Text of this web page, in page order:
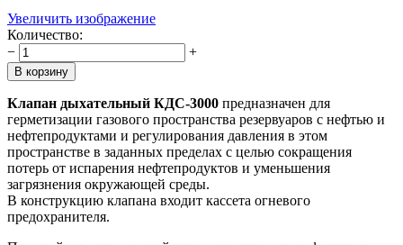
Увеличить изображение
Количество:
−
+
Клапан дыхательный КДС-3000 предназначен для
герметизации газового пространства резервуаров с нефтью и
нефтепродуктами и регулирования давления в этом
пространстве в заданных пределах с целью сокращения
потерь от испарения нефтепродуктов и уменьшения
загрязнения окружающей среды.
В конструкцию клапана входит кассета огневого
предохранителя.